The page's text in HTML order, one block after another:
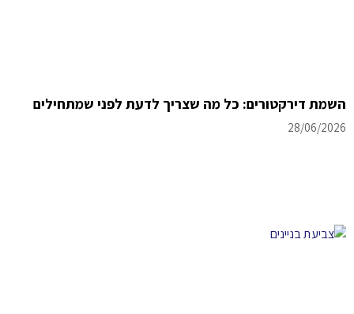
השמת דירקטורים: כל מה שצריך לדעת לפני שמתחילים
28/06/2026